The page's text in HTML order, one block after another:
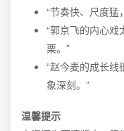
“节奏快、尺度猛
“郭京飞的内心
栗。”
“赵今麦的成长
象深刻。”
温馨提示